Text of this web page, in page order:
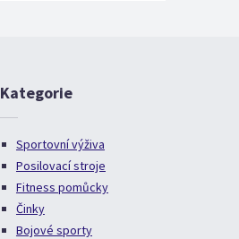
Kategorie
Sportovní výživa
Posilovací stroje
Fitness pomůcky
Činky
Bojové sporty